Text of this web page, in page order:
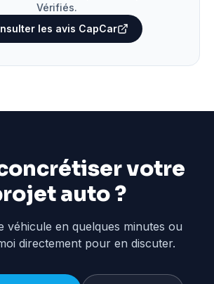
Vérifiés.
les avis CapCar
votre
auto ?
véhicule en quelques minutes ou
directement pour en discuter.